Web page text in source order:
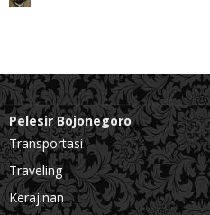
Pelesir Bojonegoro
Transportasi
Traveling
Kerajinan